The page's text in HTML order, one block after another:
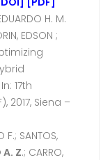
H. M.
EDSON ;
17th
2017, Siena –
F.; SANTOS,
A. Z.; CARRO,